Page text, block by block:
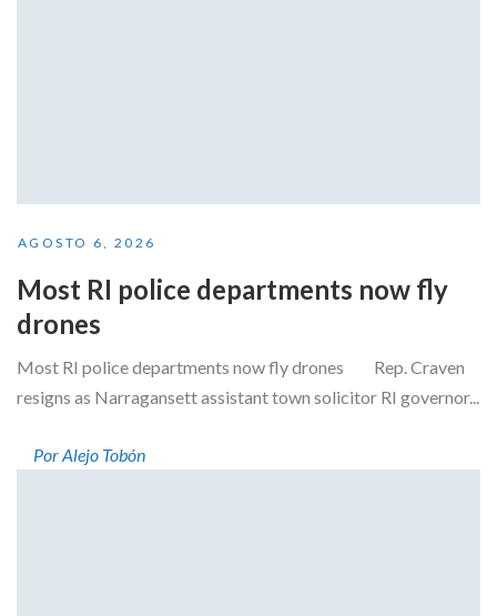
AGOSTO 6, 2026
Most RI police departments now fly
drones
Most RI police departments now fly drones Rep. Craven
resigns as Narragansett assistant town solicitor RI governor...
Por Alejo Tobón